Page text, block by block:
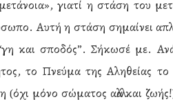
γιατί η στάση του
Αυτή η στάση σημαίνει
και σποδός”. Σήκωσέ με.
το Πνεύμα της Αληθείας το
μόνο σώματος αλλά και